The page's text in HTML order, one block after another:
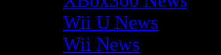
Wii U News
Wii News